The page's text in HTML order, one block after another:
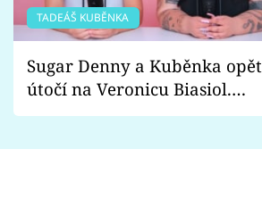
TADEÁŠ KUBĚNKA
Sugar Denny a Kuběnka opět
útočí na Veronicu Biasiol.
Proč je podle nich falešná a